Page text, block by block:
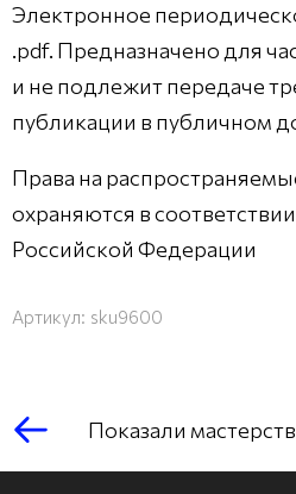
Электронное
.pdf. Предназначено для
и не подлежит передаче
публикации в публичном
Права на
охраняются в
Российской Федерации
Артикул: sku9600
Показали